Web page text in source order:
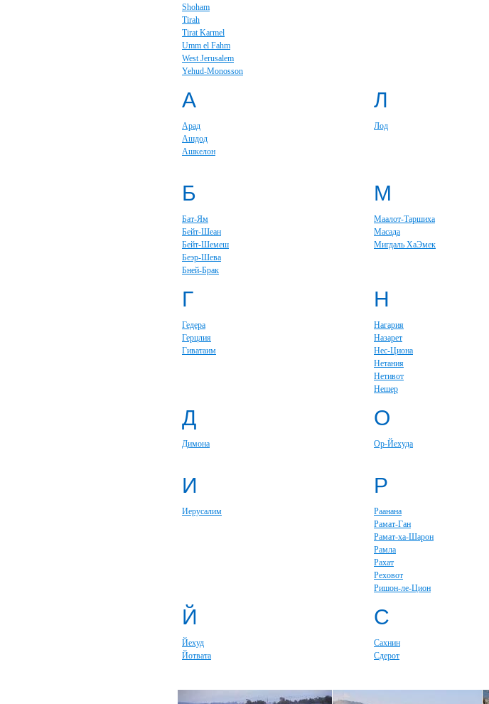
Shoham
Tirah
Tirat Karmel
Umm el Fahm
West Jerusalem
Yehud-Monosson
А
Арад
Ашдод
Ашкелон
Л
Лод
Б
Бат-Ям
Бейт-Шеан
Бейт-Шемеш
Беэр-Шева
Бней-Брак
М
Маалот-Таршиха
Масада
Мигдаль ХаЭмек
Г
Гедера
Герцлия
Гиватаим
Н
Нагария
Назарет
Нес-Циона
Нетания
Нетивот
Нешер
Д
Димона
О
Ор-Йехуда
И
Иерусалим
Р
Раанана
Рамат-Ган
Рамат-ха-Шарон
Рамла
Рахат
Реховот
Ришон-ле-Цион
Й
Йехуд
Йотвата
С
Сахнин
Сдерот